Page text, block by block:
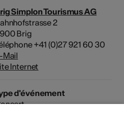
Simplon Tourismus AG
2
Brig
+41 (0)27 921 60 30
Mail
Internet
d'événement